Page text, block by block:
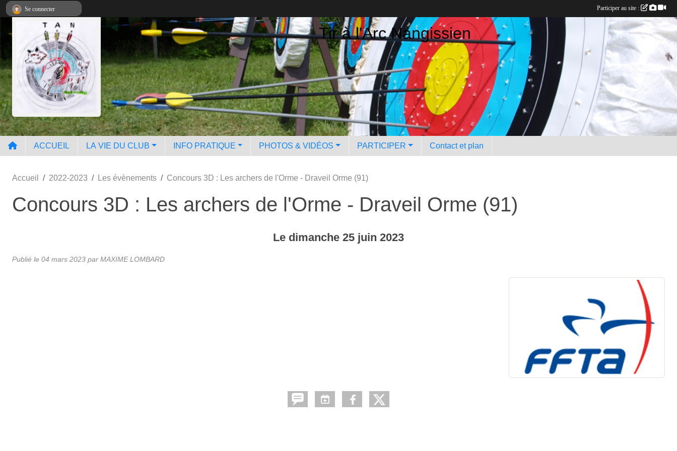
Tir à l'Arc Nangissien
ACCUEIL LA VIE DU CLUB INFO PRATIQUE PHOTOS & VIDÉOS PARTICIPER Contact et plan
Accueil 2022-2023 Les évènements Concours 3D : Les archers de l'Orme - Draveil Orme (91)
Concours 3D : Les archers de l'Orme - Draveil Orme (91)
Le dimanche 25 juin 2023
Publié le 04 mars 2023 par MAXIME LOMBARD
Se connecter Participer au site :
Panneau de gestion des cookies